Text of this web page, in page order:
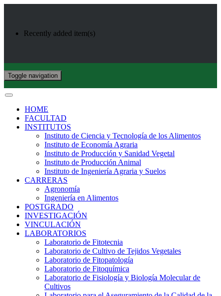
Recently added item(s)
Toggle navigation
HOME
FACULTAD
INSTITUTOS
Instituto de Ciencia y Tecnología de los Alimentos
Instituto de Economía Agraria
Instituto de Producción y Sanidad Vegetal
Instituto de Producción Animal
Instituto de Ingeniería Agraria y Suelos
CARRERAS
Agronomía
Ingeniería en Alimentos
POSTGRADO
INVESTIGACIÓN
VINCULACIÓN
LABORATORIOS
Laboratorio de Fitotecnia
Laboratorio de Cultivo de Tejidos Vegetales
Laboratorio de Fitopatología
Laboratorio de Fitoquímica
Laboratorio de Fisiología y Biología Molecular de
Cultivos